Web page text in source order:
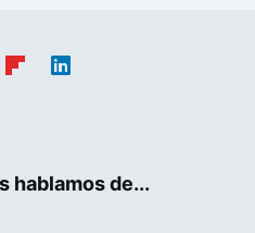
hablamos de...